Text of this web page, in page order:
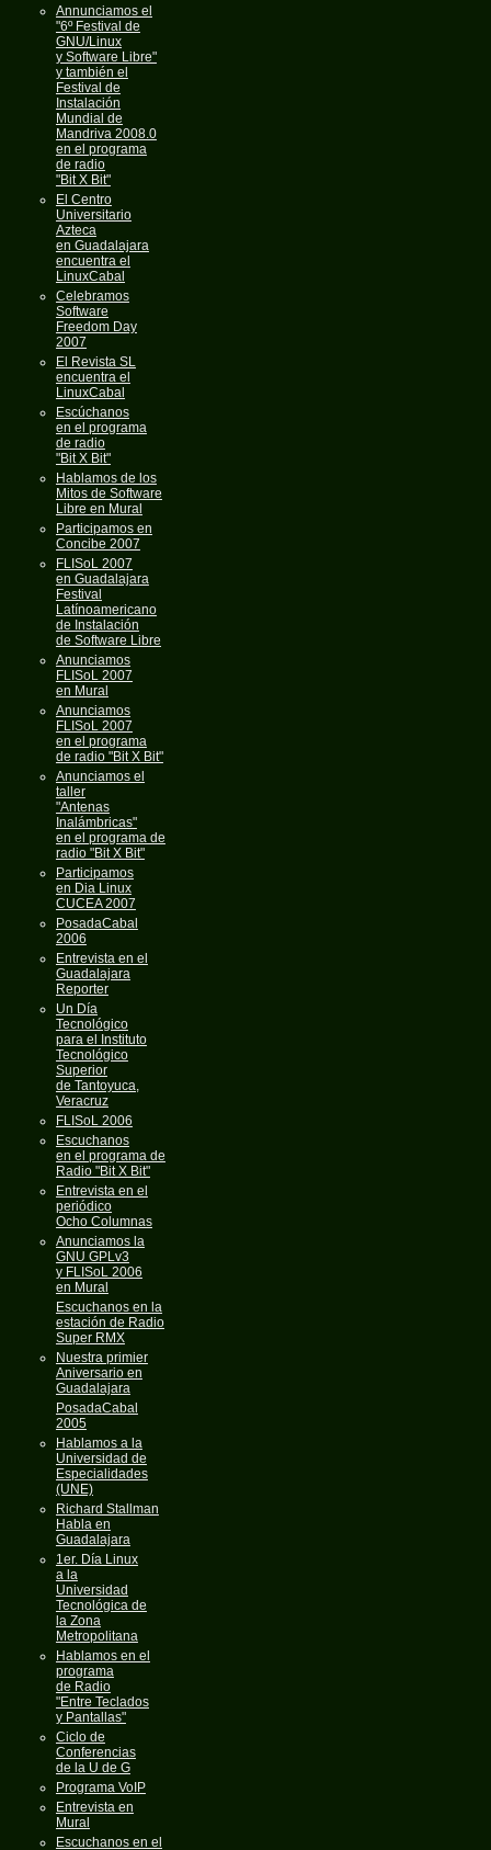
Annunciamos el
"6º Festival de
GNU/Linux
y Software Libre"
y también el
Festival de
Instalación
Mundial de
Mandriva 2008.0
en el programa
de radio
"Bit X Bit"
El Centro
Universitario
Azteca
en Guadalajara
encuentra el
LinuxCabal
Celebramos
Software
Freedom Day
2007
El Revista SL
encuentra el
LinuxCabal
Escúchanos
en el programa
de radio
"Bit X Bit"
Hablamos de los
Mitos de Software
Libre en Mural
Participamos en
Concibe 2007
FLISoL 2007
en Guadalajara
Festival
Latínoamericano
de Instalación
de Software Libre
Anunciamos
FLISoL 2007
en Mural
Anunciamos
FLISoL 2007
en el programa
de radio "Bit X Bit"
Anunciamos el
taller
"Antenas
Inalámbricas"
en el programa de
radio "Bit X Bit"
Participamos
en Dia Linux
CUCEA 2007
PosadaCabal
2006
Entrevista en el
Guadalajara
Reporter
Un Día
Tecnológico
para el Instituto
Tecnológico
Superior
de Tantoyuca,
Veracruz
FLISoL 2006
Escuchanos
en el programa de
Radio "Bit X Bit"
Entrevista en el
periódico
Ocho Columnas
Anunciamos la
GNU GPLv3
y FLISoL 2006
en Mural
Escuchanos en la
estación de Radio
Super RMX
Nuestra primier
Aniversario en
Guadalajara
PosadaCabal
2005
Hablamos a la
Universidad de
Especialidades
(UNE)
Richard Stallman
Habla en
Guadalajara
1er. Día Linux
a la
Universidad
Tecnológica de
la Zona
Metropolitana
Hablamos en el
programa
de Radio
"Entre Teclados
y Pantallas"
Ciclo de
Conferencias
de la U de G
Programa VoIP
Entrevista en
Mural
Escuchanos en el